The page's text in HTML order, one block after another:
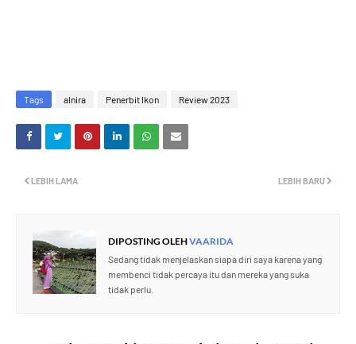
Tags alnira Penerbit Ikon Review 2023
LEBIH BARU
LEBIH LAMA
DIPOSTING OLEHVAARIDA
Sedang tidak menjelaskan siapa diri saya karena yang
membenci tidak percaya itu dan mereka yang suka
tidak perlu.